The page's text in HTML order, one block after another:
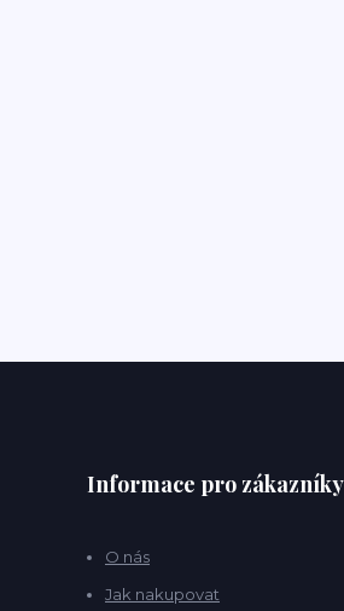
Informace pro zákazníky
O nás
Jak nakupovat